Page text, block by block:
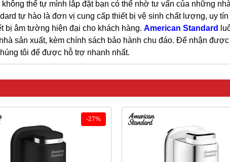
thể tự mình lắp đặt bạn có thể nhờ tư vấn của những
tự hào là đơn vị cung cấp thiết bị vệ sinh chất lượng, uy tín
bị âm tường hiện đại cho khách hàng. American Standard
sản xuất, kèm chính sách bảo hành chu đáo. Để nhận
tôi để được hỗ trợ nhanh nhất.
-27%